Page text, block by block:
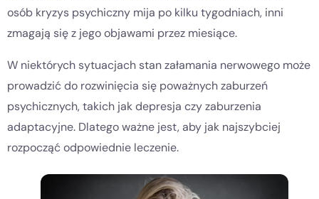
osób kryzys psychiczny mija po kilku tygodniach, inni
zmagają się z jego objawami przez miesiące.
W niektórych sytuacjach stan załamania nerwowego może
prowadzić do rozwinięcia się poważnych zaburzeń
psychicznych, takich jak depresja czy zaburzenia
adaptacyjne. Dlatego ważne jest, aby jak najszybciej
rozpocząć odpowiednie leczenie.